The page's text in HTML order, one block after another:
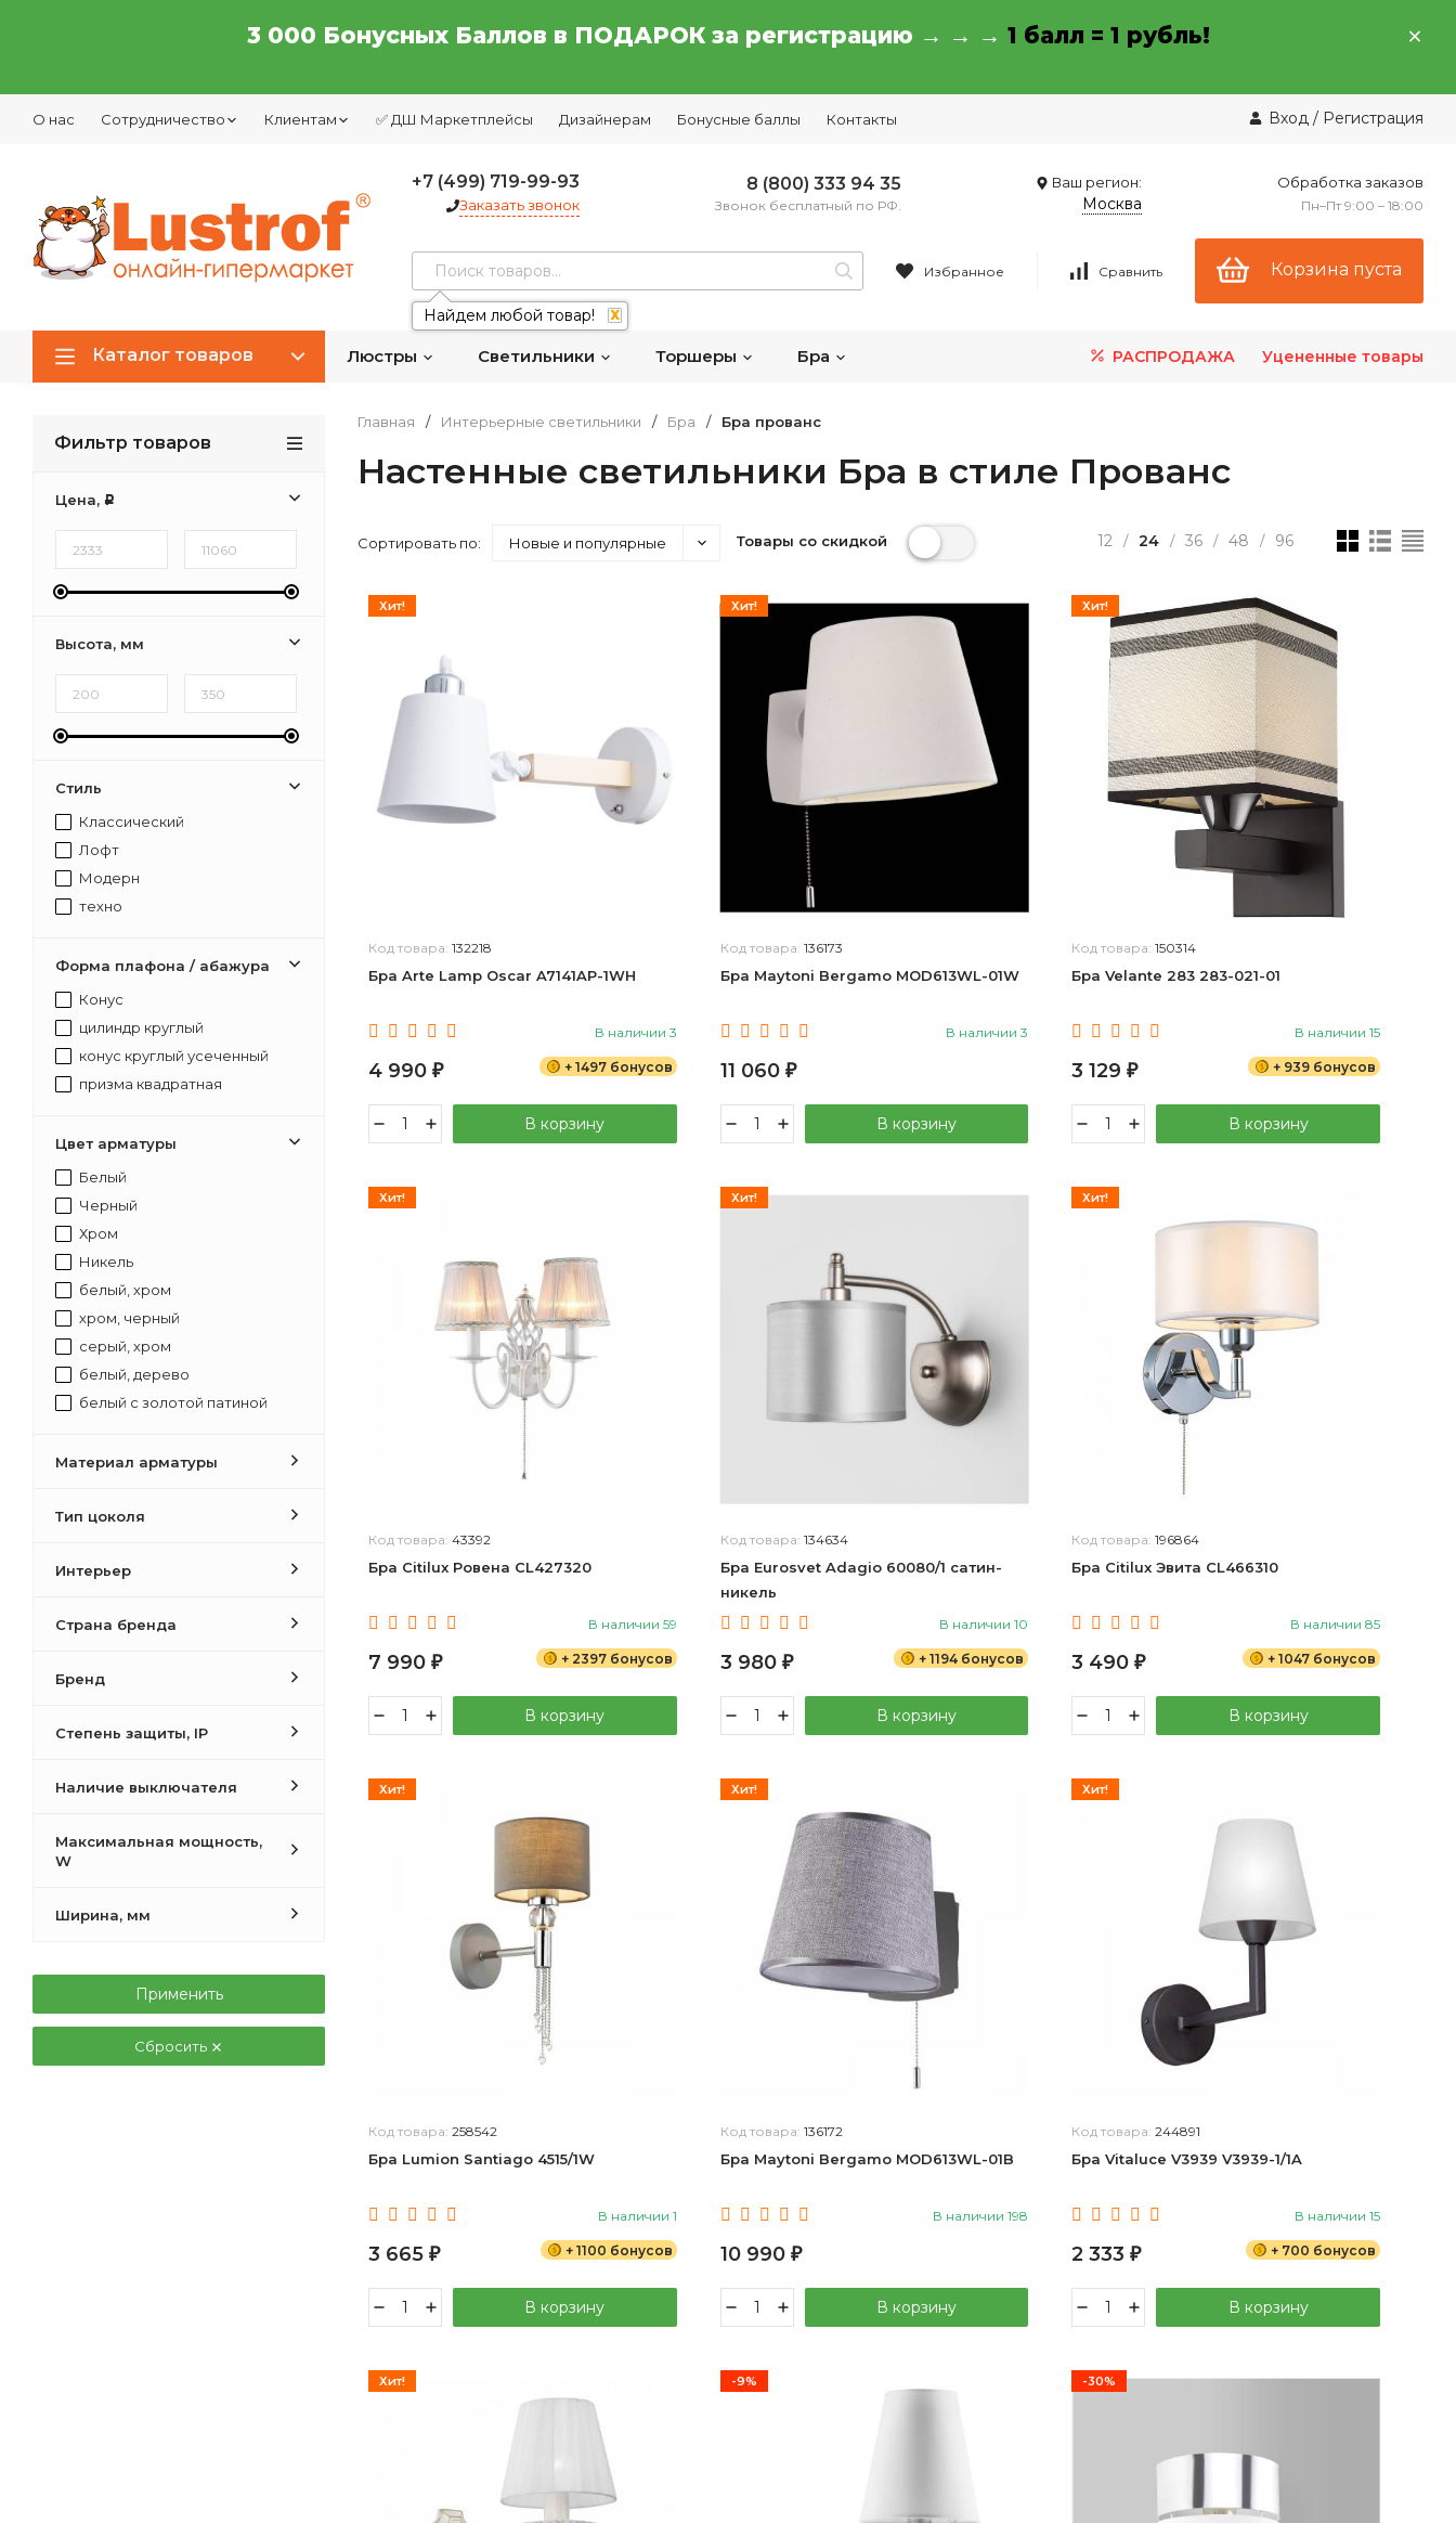
3 000 Бонусных Баллов в ПОДАРОК за регистрацию → → → 1 балл = 1 рубль!
О нас Сотрудничество Клиентам ✅ ДШ Маркетплейсы Дизайнерам Бонусные баллы Контакты Вход / Регистрация
+7 (499) 719-99-93
Заказать звонок
8 (800) 333 94 35
Звонок бесплатный по РФ.
Ваш регион:
Москва
Обработка заказов
Пн–Пт 9:00 – 18:00
Найдем любой товар! X
Избранное Сравнить Корзина пуста
Каталог товаров Люстры Светильники Торшеры Бра РАСПРОДАЖА Уцененные товары
Фильтр товаров
Цена, Р
Высота, мм
Стиль
Классический
Лофт
Модерн
техно
Форма плафона / абажура
Конус
цилиндр круглый
конус круглый усеченный
призма квадратная
Цвет арматуры
Белый
Черный
Хром
Никель
белый, хром
хром, черный
серый, хром
белый, дерево
белый с золотой патиной
Материал арматуры
Тип цоколя
Интерьер
Страна бренда
Бренд
Степень защиты, IP
Наличие выключателя
Максимальная мощность,
W
Ширина, мм
Применить
Сбросить
Главная / Интерьерные светильники / Бра / Бра прованс
Настенные светильники Бра в стиле Прованс
Сортировать по: Новые и популярные Товары со скидкой 12 / 24 / 36 / 48 / 96
Хит!
Код товара: 132218
Бра Arte Lamp Oscar A7141AP-1WH
В наличии 3
4 990 ₽ + 1497 бонусов
В корзину
Хит!
Код товара: 136173
Бра Maytoni Bergamo MOD613WL-01W
В наличии 3
11 060 ₽
В корзину
Хит!
Код товара:150314
Бра Velante 283 283-021-01
В наличии 15
3 129₽ + 939 бонусов
В корзину
Хит!
Код товара: 43392
Бра Citilux Ровена CL427320
В наличии 59
7 990 ₽ + 2397 бонусов
В корзину
Хит!
Код товара: 134634
Бра Eurosvet Adagio 60080/1 сатин-
никель
В наличии 10
3 980 ₽ + 1194 бонусов
В корзину
Хит!
Код товара:196864
Бра Citilux Эвита CL466310
В наличии 85
3 490₽ + 1047 бонусов
В корзину
Хит!
Код товара: 258542
Бра Lumion Santiago 4515/1W
В наличии 1
3 665 ₽ + 1100 бонусов
В корзину
Хит!
Код товара: 136172
Бра Maytoni Bergamo MOD613WL-01B
В наличии 198
10 990 ₽
В корзину
Хит!
Код товара:244891
Бра Vitaluce V3939 V3939-1/1A
В наличии 15
2 333₽ + 700 бонусов
В корзину
Хит! -9% -30%